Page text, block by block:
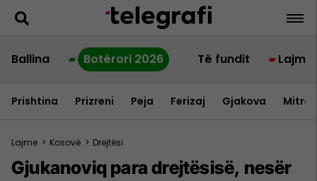
Ballina Botërori 2026 Të fundit Lajme
Prishtina Prizreni Peja Ferizaj Gjakova
Lajme > Kosovë > Drejtësi
Gjukanoviq para drejtësisë, nesër